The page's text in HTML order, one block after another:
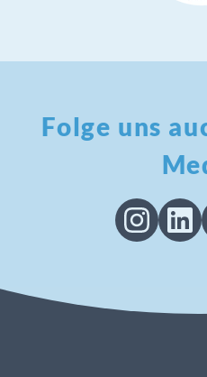
Folge uns